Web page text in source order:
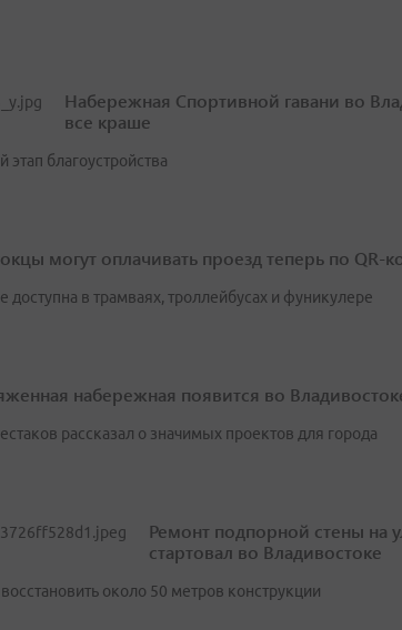
Набережная Спортивной гавани во
все краше
благоустройства
могут оплачивать проезд теперь по QR-
доступна в трамваях, троллейбусах и фуникулере
набережная появится во
рассказал о значимых проектов для города
Ремонт подпорной стены на
стартовал во Владивостоке
около 50 метров конструкции